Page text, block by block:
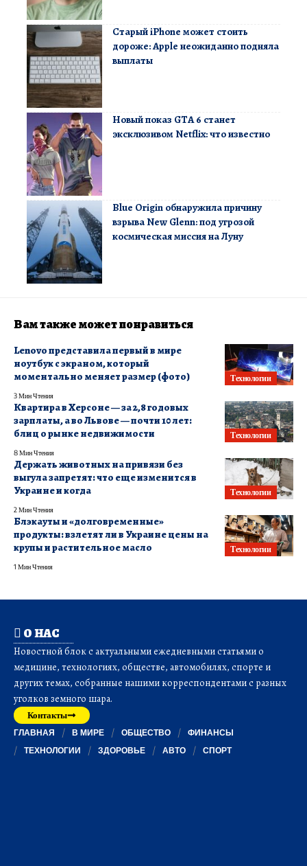
Старый iPhone может стоить
дороже: Apple неожиданно подняла
выплаты
Новый показ GTA 6 станет
эксклюзивом Netflix: что известно
Blue Origin обнаружила причину
взрыва New Glenn: под угрозой
космическая миссия на Луну
Вам также может понравиться
Технологии
Lenovo представила первый в мире
ноутбук с экраном, который
моментально меняет размер (фото)
3 Мин Чтения
Технологии
Квартира в Херсоне — за 2,8 годовых
зарплаты, а во Львове — почти 10 лет:
блиц о рынке недвижимости
8 Мин Чтения
Технологии
Держать животных на привязи без
выгула запретят: что еще изменится в
Украине и когда
2 Мин Чтения
Технологии
Блэкауты и «долговременные»
продукты: взлетят ли в Украине цены на
крупы и растительное масло
1 Мин Чтения
О НАС
Новостной блок с актуальными ежедневными статьями о
медицине, технологиях, обществе, автомобилях, спорте и
других темах, собранные нашими корреспондентами с разных
уголков земного шара.
Контакты
ГЛАВНАЯ В МИРЕ ОБЩЕСТВО
ФИНАНСЫ
ТЕХНОЛОГИИ
ЗДОРОВЬЕ АВТО СПОРТ